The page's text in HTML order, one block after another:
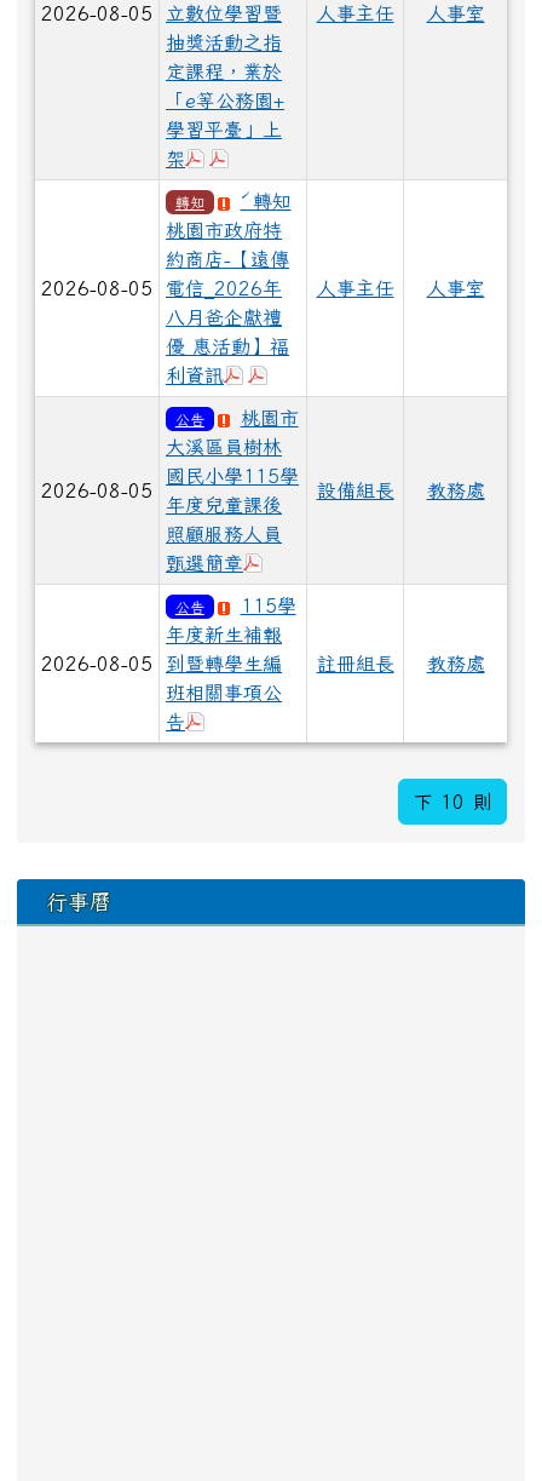
2026-08-05
立數位學習暨
抽獎活動之指
定課程，業於
「e等公務園+
學習平臺」上
架
於彈跳視窗觀看：
人事主任 人事室
2026-08-05
轉知
ˊ轉知
桃園市政府特
約商店-【遠傳
電信_2026年
八月爸企獻禮
優 惠活動】福
利資訊
於彈跳視窗觀看：
人事主任 人事室
2026-08-05
公告
桃園市
大溪區員樹林
國民小學115學
年度兒童課後
照顧服務人員
甄選簡章
設備組長 教務處
2026-08-05
公告
115學
年度新生補報
到暨轉學生編
班相關事項公
告
註冊組長 教務處
下 10 則
下中區域內容
行事曆